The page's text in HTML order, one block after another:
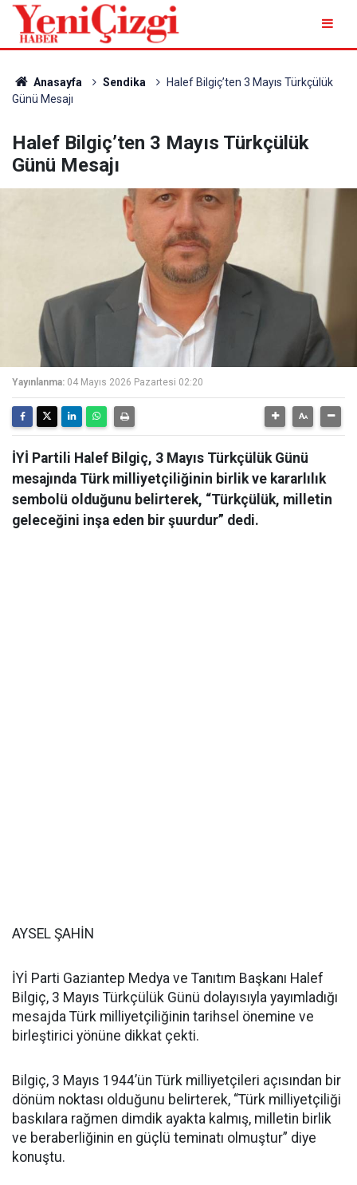
Anasayfa Sendika
Halef Bilgiç’ten 3 Mayıs Türkçülük
Günü Mesajı
Halef Bilgiç’ten 3 Mayıs Türkçülük
Günü Mesajı
Yayınlanma: 04 Mayıs 2026 Pazartesi 02:20
İYİ Partili Halef Bilgiç, 3 Mayıs Türkçülük Günü
mesajında Türk milliyetçiliğinin birlik ve kararlılık
sembolü olduğunu belirterek, “Türkçülük, milletin
geleceğini inşa eden bir şuurdur” dedi.
AYSEL ŞAHİN
İYİ Parti Gaziantep Medya ve Tanıtım Başkanı Halef
Bilgiç, 3 Mayıs Türkçülük Günü dolayısıyla yayımladığı
mesajda Türk milliyetçiliğinin tarihsel önemine ve
birleştirici yönüne dikkat çekti.
Bilgiç, 3 Mayıs 1944’ün Türk milliyetçileri açısından bir
dönüm noktası olduğunu belirterek, “Türk milliyetçiliği
baskılara rağmen dimdik ayakta kalmış, milletin birlik
ve beraberliğinin en güçlü teminatı olmuştur” diye
konuştu.